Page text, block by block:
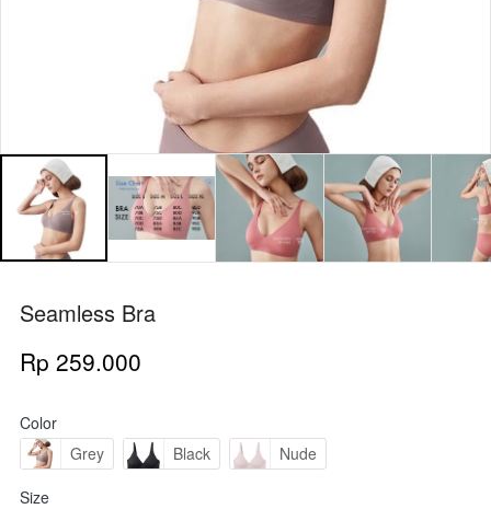
Seamless Bra
Rp 259.000
Color
Grey
Black
Nude
Size